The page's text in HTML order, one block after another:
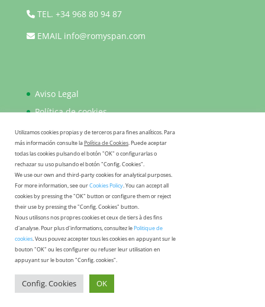
TEL. +34 968 80 94 87
EMAIL info@romyspan.com
Aviso Legal
Política de cookies
Política de privacidad
FAQ
Ind. La Serreta 30500 Molina de Segura, Murcia
Utilizamos cookies propias y de terceros para fines analíticos. Para
más información consulte laPolítica de Cookies. Puede aceptar
todas las cookies pulsando el botón "OK" o configurarlas o
rechazar su uso pulsando el botón "Config. Cookies".
We use our own and third-party cookies for analytical purposes.
For more information, see ourCookies Policy. You can accept all
cookies by pressing the "OK" button or configure them or reject
their use by pressing the "Config. Cookies" button.
Nous utilisons nos propres cookies et ceux de tiers à des fins
d'analyse. Pour plus d'informations, consultez lePolitique de
cookies. Vous pouvez accepter tous les cookies en appuyant sur le
bouton "OK" ou les configurer ou refuser leur utilisation en
appuyant sur le bouton "Config. cookies".
Config. Cookies OK